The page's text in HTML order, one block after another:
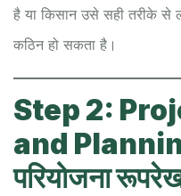
है या किसान उसे सही तरीके से
कठिन हो सकता है।
Step 2:
and
परियोजना